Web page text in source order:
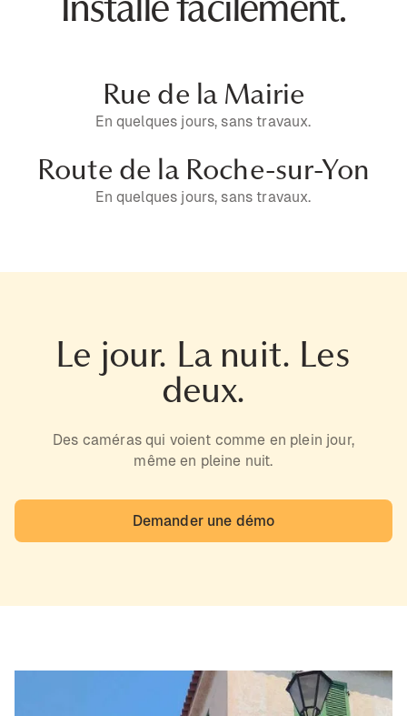
Rue de la Mairie
En quelques jours, sans travaux.
Route de la Roche-sur-Yon
En quelques jours, sans travaux.
Le jour. La nuit. Les
deux.
Des caméras qui voient comme en plein jour,
même en pleine nuit.
Demander une démo